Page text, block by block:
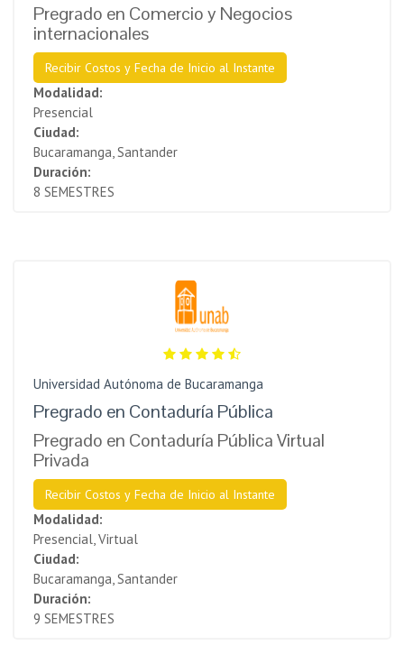
Pregrado en Comercio y Negocios
internacionales
Recibir Costos y Fecha de Inicio al Instante
Modalidad:
Presencial
Ciudad:
Bucaramanga, Santander
Duración:
8 SEMESTRES
Universidad Autónoma de Bucaramanga
Pregrado en Contaduría Pública
Pregrado en Contaduría Pública Virtual
Privada
Recibir Costos y Fecha de Inicio al Instante
Modalidad:
Presencial, Virtual
Ciudad:
Bucaramanga, Santander
Duración:
9 SEMESTRES